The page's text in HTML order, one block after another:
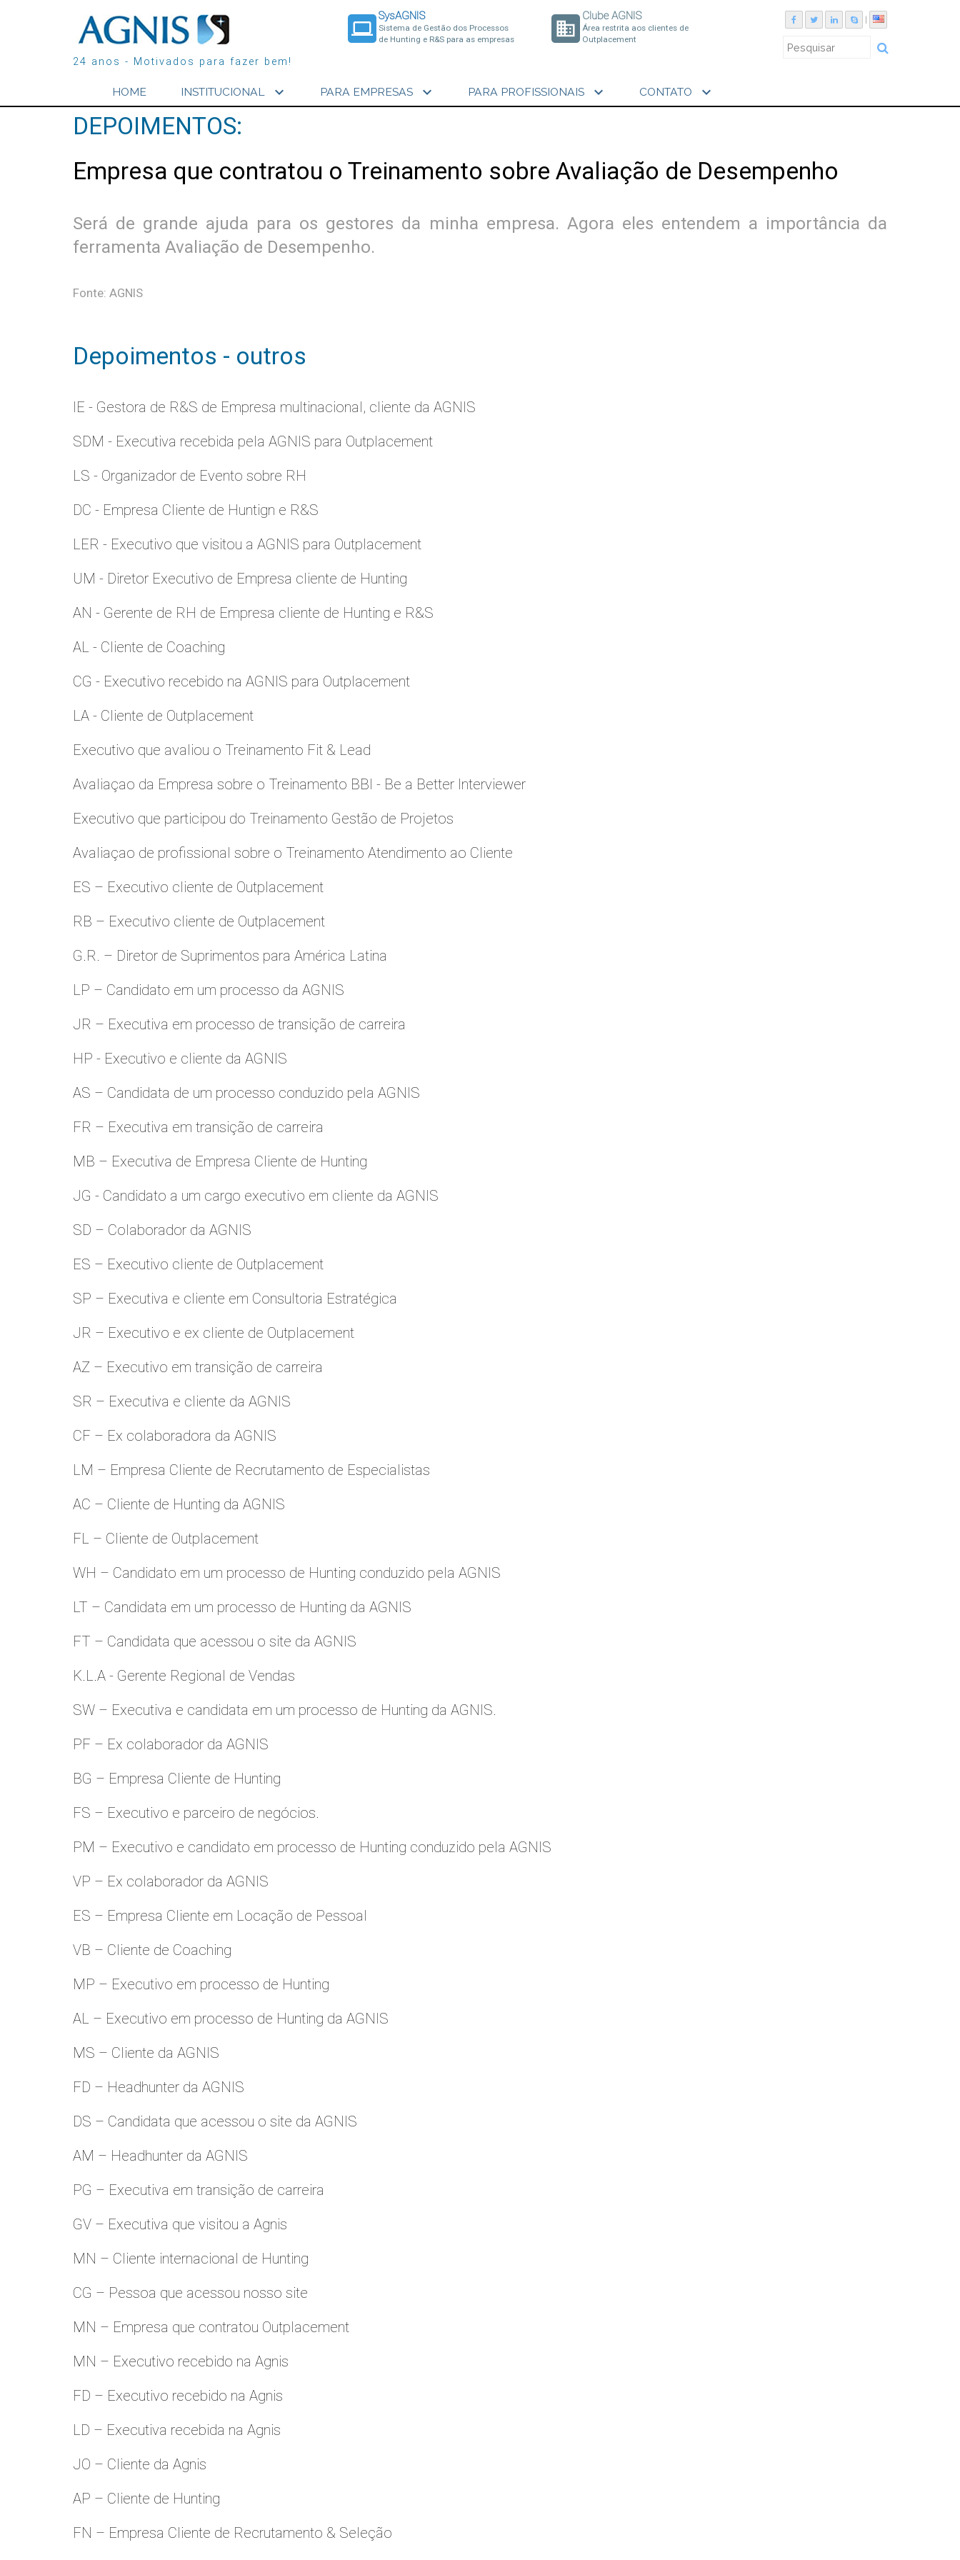
24 anos - Motivados para fazer bem!
laptop
SysAGNIS
Sistema de Gestão dos Processos
de Hunting e R&S para as empresas
business
Clube AGNIS
Área restrita aos clientes de
Outplacement
HOME INSTITUCIONAL expand_more PARA EMPRESAS expand_more PARA PROFISSIONAIS expand_more CONTATO expand_more
DEPOIMENTOS:
Empresa que contratou o Treinamento sobre Avaliação de Desempenho
Será de grande ajuda para os gestores da minha empresa. Agora eles entendem a importância da
ferramenta Avaliação de Desempenho.
Fonte: AGNIS
Depoimentos - outros
IE - Gestora de R&S de Empresa multinacional, cliente da AGNIS
SDM - Executiva recebida pela AGNIS para Outplacement
LS - Organizador de Evento sobre RH
DC - Empresa Cliente de Huntign e R&S
LER - Executivo que visitou a AGNIS para Outplacement
UM - Diretor Executivo de Empresa cliente de Hunting
AN - Gerente de RH de Empresa cliente de Hunting e R&S
AL - Cliente de Coaching
CG - Executivo recebido na AGNIS para Outplacement
LA - Cliente de Outplacement
Executivo que avaliou o Treinamento Fit & Lead
Avaliaçao da Empresa sobre o Treinamento BBI - Be a Better Interviewer
Executivo que participou do Treinamento Gestão de Projetos
Avaliaçao de profissional sobre o Treinamento Atendimento ao Cliente
ES – Executivo cliente de Outplacement
RB – Executivo cliente de Outplacement
G.R. – Diretor de Suprimentos para América Latina
LP – Candidato em um processo da AGNIS
JR – Executiva em processo de transição de carreira
HP - Executivo e cliente da AGNIS
AS – Candidata de um processo conduzido pela AGNIS
FR – Executiva em transição de carreira
MB – Executiva de Empresa Cliente de Hunting
JG - Candidato a um cargo executivo em cliente da AGNIS
SD – Colaborador da AGNIS
ES – Executivo cliente de Outplacement
SP – Executiva e cliente em Consultoria Estratégica
JR – Executivo e ex cliente de Outplacement
AZ – Executivo em transição de carreira
SR – Executiva e cliente da AGNIS
CF – Ex colaboradora da AGNIS
LM – Empresa Cliente de Recrutamento de Especialistas
AC – Cliente de Hunting da AGNIS
FL – Cliente de Outplacement
WH – Candidato em um processo de Hunting conduzido pela AGNIS
LT – Candidata em um processo de Hunting da AGNIS
FT – Candidata que acessou o site da AGNIS
K.L.A - Gerente Regional de Vendas
SW – Executiva e candidata em um processo de Hunting da AGNIS.
PF – Ex colaborador da AGNIS
BG – Empresa Cliente de Hunting
FS – Executivo e parceiro de negócios.
PM – Executivo e candidato em processo de Hunting conduzido pela AGNIS
VP – Ex colaborador da AGNIS
ES – Empresa Cliente em Locação de Pessoal
VB – Cliente de Coaching
MP – Executivo em processo de Hunting
AL – Executivo em processo de Hunting da AGNIS
MS – Cliente da AGNIS
FD – Headhunter da AGNIS
DS – Candidata que acessou o site da AGNIS
AM – Headhunter da AGNIS
PG – Executiva em transição de carreira
GV – Executiva que visitou a Agnis
MN – Cliente internacional de Hunting
CG – Pessoa que acessou nosso site
MN – Empresa que contratou Outplacement
MN – Executivo recebido na Agnis
FD – Executivo recebido na Agnis
LD – Executiva recebida na Agnis
JO – Cliente da Agnis
AP – Cliente de Hunting
FN – Empresa Cliente de Recrutamento & Seleção